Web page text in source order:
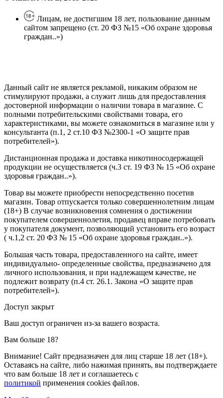
Лицам, не достигшим 18 лет, пользование данным
сайтом запрещено (ст. 20 ФЗ №15 «Об охране здоровья
граждан..»)
Данный сайт не является рекламой, никаким образом не
стимулируют продажи, а служит лишь для предоставления
достоверной информации о наличии товара в магазине. С
полными потребительскими свойствами товара, его
характеристиками, вы можете ознакомиться в магазине или у
консультанта (п.1, 2 ст.10 ФЗ №2300-1 «О защите прав
потребителей»).
Дистанционная продажа и доставка никотиносодержащей
продукции не осуществляется (ч.3 ст. 19 ФЗ № 15 «Об охране
здоровья граждан..»).
Товар вы можете приобрести непосредственно посетив
магазин. Товар отпускается только совершеннолетним лицам
(18+) В случае возникновения сомнения о достижении
покупателем совершеннолетия, продавец вправе потребовать
у покупателя документ, позволяющий установить его возраст
( ч.1,2 ст. 20 ФЗ № 15 «Об охране здоровья граждан..»).
Большая часть товара, предоставленного на сайте, имеет
индивидуально- определенные свойства, предназначено для
личного использования, и при надлежащем качестве, не
подлежит возврату (п.4 ст. 26.1. Закона «О защите прав
потребителей»).
Доступ закрыт
Ваш доступ ограничен из-за вашего возраста.
Вам больше 18?
Внимание! Сайт предназначен для лиц старше 18 лет (18+).
Оставаясь на сайте, либо нажимая принять, вы подтверждаете
что вам больше 18 лет и соглашаетесь с
политикой применения cookies файлов.